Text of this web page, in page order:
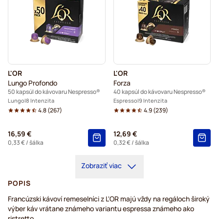
L'OR
Lungo Profondo
50 kapsúl do kávovaru Nespresso®
Lungo 8 Intenzita
4.8(267)
16,59 €
0,33 €/ šálka
L'OR
Forza
40 kapsúl do kávovaru Nespresso®
Espresso 9 Intenzita
4.9(239)
12,69 €
0,32 €/ šálka
Zobraziť viac
POPIS
Francúzski kávoví remeselníci z L'OR majú vždy na regáloch široký
výber káv vrátane známeho variantu espressa známeho ako